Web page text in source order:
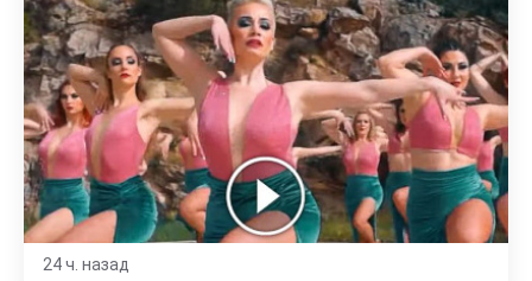
24 ч. назад